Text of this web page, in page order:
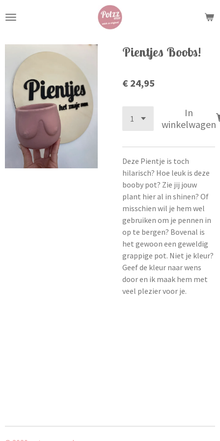
direct
de
hoofdinhoud
Pientjes Boobs!
€ 24,95
In
winkelwagen
Deze Pientje is toch
hilarisch? Hoe leuk is deze
booby pot? Zie jij jouw
plant hier al in shinen? Of
misschien wil je hem wel
gebruiken om je pennen in
op te bergen? Bovenal is
het gewoon een geweldig
grappige pot. Niet je kleur?
Geef de kleur naar wens
door en ik maak hem met
veel plezier voor je.